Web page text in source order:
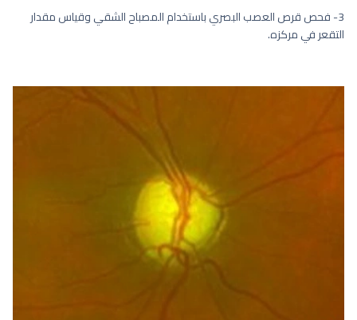
3- فحص قرص العصب البصري باستخدام المصباح الشقي وقياس مقدار
التقعر في مركزه.